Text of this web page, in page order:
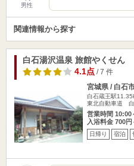
男性
関連情報から探す
白石湯沢温泉 旅館やくせん
4.1点/ 7 件
宮城県 / 白石
白石蔵王駅
東北自動車道
営業時間 10:00
入浴料金 700円
日帰り 宿泊